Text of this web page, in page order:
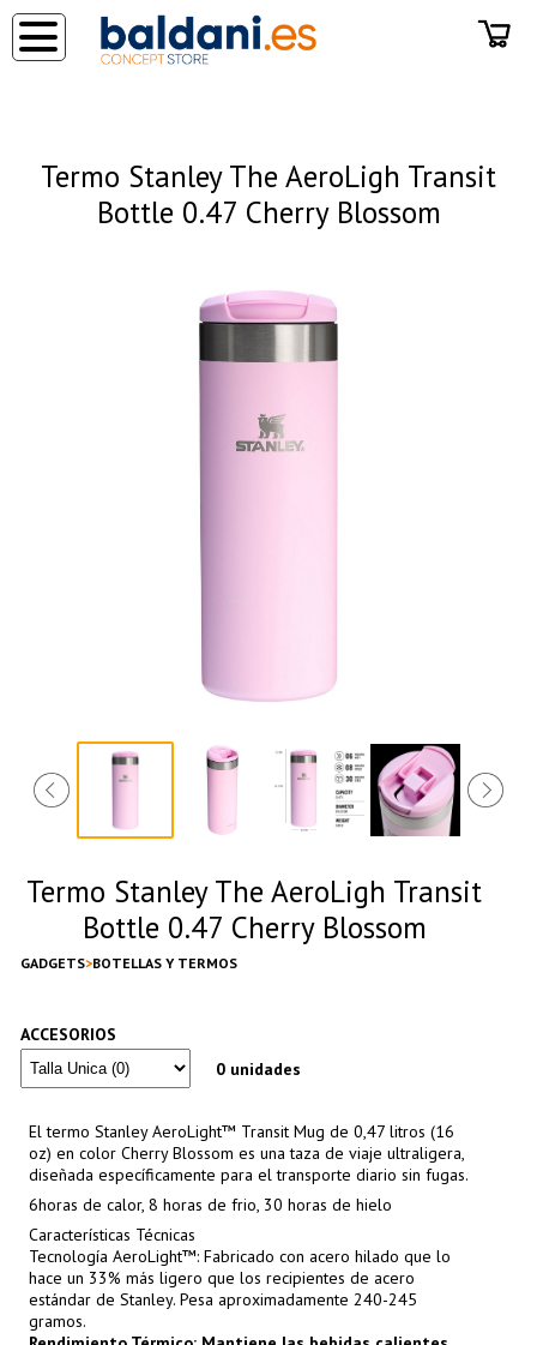
Termo Stanley The AeroLigh Transit
Bottle 0.47 Cherry Blossom
Termo Stanley The AeroLigh Transit
Bottle 0.47 Cherry Blossom
GADGETS BOTELLAS Y TERMOS
ACCESORIOS
0 unidades
El termo Stanley AeroLight™ Transit Mug de 0,47 litros (16
oz) en color Cherry Blossom es una taza de viaje ultraligera,
diseñada específicamente para el transporte diario sin fugas.
6horas de calor, 8 horas de frio, 30 horas de hielo
Características Técnicas
Tecnología AeroLight™: Fabricado con acero hilado que lo
hace un 33% más ligero que los recipientes de acero
estándar de Stanley. Pesa aproximadamente 240-245
gramos.